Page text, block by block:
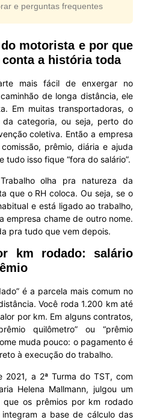
e perguntas frequentes
motorista e por que
a história toda
mais fácil de enxergar no
de longa distância, ele
Em muitas transportadoras, o
categoria, ou seja, perto do
coletiva. Então a empresa
prêmio, diária e ajuda
tudo isso fique “fora do salário”.
olha pra natureza da
que o RH coloca. Ou seja, se o
e está ligado ao trabalho,
empresa chame de outro nome.
pra tudo que vem depois.
km rodado: salário
é a parcela mais comum no
Você roda 1.200 km até
por km. Em alguns contratos,
quilômetro” ou “prêmio
muda pouco: o pagamento é
à execução do trabalho.
2021, a 2ª Turma do TST, com
Helena Mallmann, julgou um
os prêmios por km rodado
a base de cálculo das